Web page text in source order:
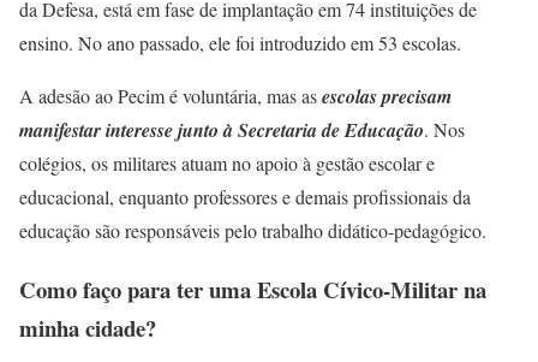
da Defesa, está em fase de implantação em 74 instituições de
ensino. No ano passado, ele foi introduzido em 53 escolas.
A adesão ao Pecim é voluntária, mas asescolas precisam
manifestar interesse junto à Secretaria de Educação. Nos
colégios, os militares atuam no apoio à gestão escolar e
educacional, enquanto professores e demais profissionais da
educação são responsáveis pelo trabalho didático-pedagógico.
Como faço para ter uma Escola Cívico-Militar na
minha cidade?